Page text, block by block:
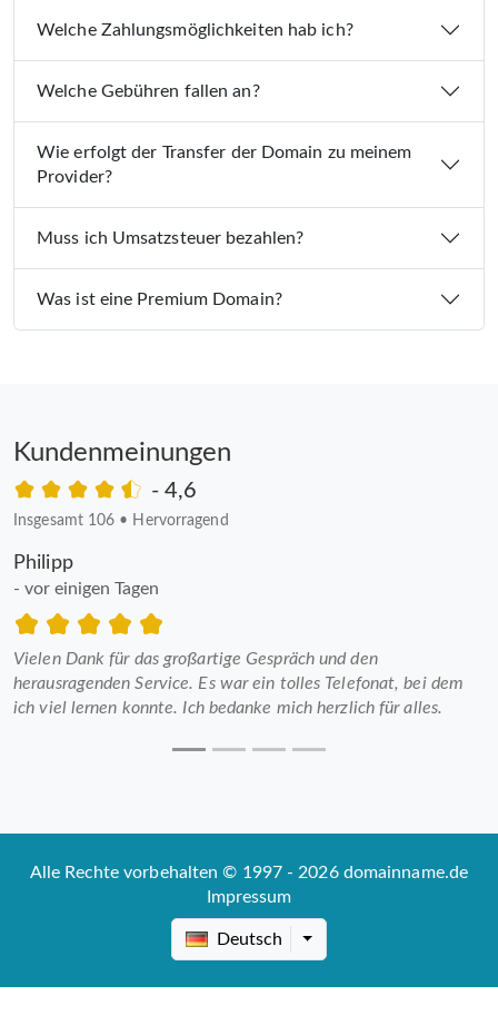
Welche Zahlungsmöglichkeiten hab ich?
Welche Gebühren fallen an?
Wie erfolgt der Transfer der Domain zu meinem
Provider?
Muss ich Umsatzsteuer bezahlen?
Was ist eine Premium Domain?
Kundenmeinungen
- 4,6
Insgesamt 106 • Hervorragend
Philipp
- vor einigen Tagen
Vielen Dank für das großartige Gespräch und den
herausragenden Service. Es war ein tolles Telefonat, bei dem
ich viel lernen konnte. Ich bedanke mich herzlich für alles.
Alle Rechte vorbehalten © 1997 - 2026 domainname.de
Impressum
Deutsch